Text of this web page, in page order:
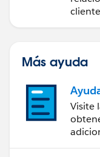
Más ayuda
Visite